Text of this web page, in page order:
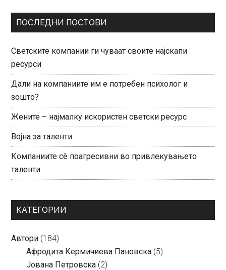
ПОСЛЕДНИ ПОСТОВИ
Светските компании ги чуваат своите најскапи
ресурси
Дали на компаниите им е потребен психолог и
зошто?
Жените – најмалку искористен светски ресурс
Војна за таленти
Компаниите сè поагресивни во привлекувањето
таленти
КАТЕГОРИИ
Автори (184)
Aфродита Кермичиева Пановска (5)
Јована Петровска (2)